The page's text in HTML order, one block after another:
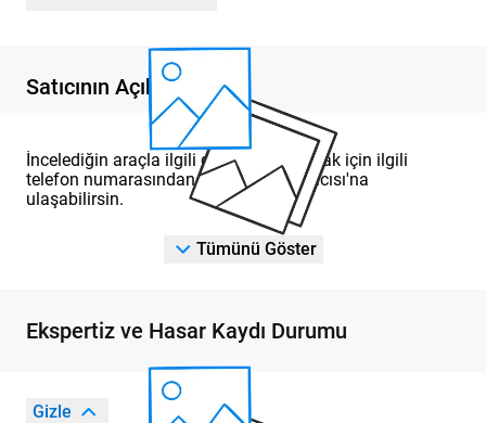
Satıcının Açıklaması
İncelediğin araçla ilgili detaylı bilgi almak için ilgili
telefon numarasından DOD Yetkili Satıcısı'na
ulaşabilirsin.
Tümünü Göster
Ekspertiz ve Hasar Kaydı Durumu
Gizle